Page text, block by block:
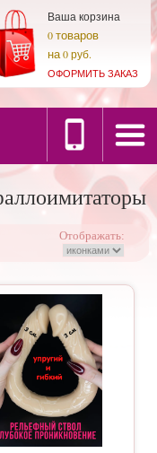
Ваша корзина
0товаров
на0 руб.
ОФОРМИТЬ ЗАКАЗ
Отображать: